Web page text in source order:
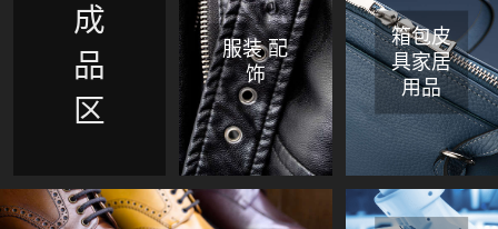
成
品
区
服装 配
饰
箱包皮
具家居
用品